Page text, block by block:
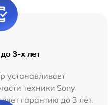
3-х лет
устанавливает
техники Sony
гарантию до 3 лет.